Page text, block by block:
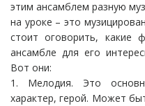
этим ансамблем разную
на уроке – это
стоит оговорить, какие
ансамбле для его
Вот они:
1. Мелодия. Это
характер, герой. Может